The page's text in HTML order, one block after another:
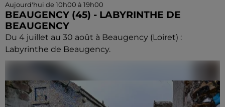
Aujourd'hui de 10h00 à 19h00
BEAUGENCY (45) - LABYRINTHE DE
BEAUGENCY
Du 4 juillet au 30 août à Beaugency (Loiret) :
Labyrinthe de Beaugency.